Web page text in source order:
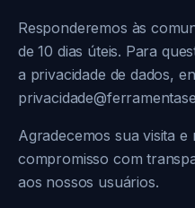
Responderemos às
de 10 dias úteis. Para
a privacidade de dados,
Agradecemos sua visita
compromisso com
aos nossos usuários.